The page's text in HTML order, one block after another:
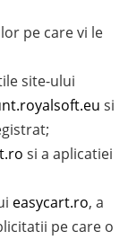
pe care vi le
site-ului
si
si a aplicatiei
easycart.ro, a
pe care o